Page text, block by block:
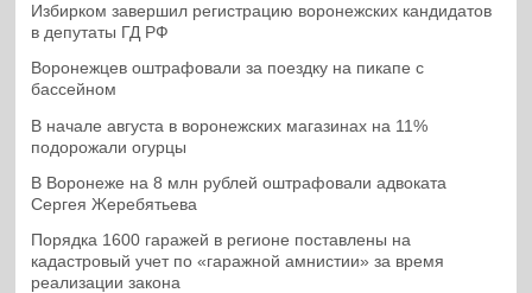
Избирком завершил регистрацию воронежских кандидатов
в депутаты ГД РФ
Воронежцев оштрафовали за поездку на пикапе с
бассейном
В начале августа в воронежских магазинах на 11%
подорожали огурцы
В Воронеже на 8 млн рублей оштрафовали адвоката
Сергея Жеребятьева
Порядка 1600 гаражей в регионе поставлены на
кадастровый учет по «гаражной амнистии» за время
реализации закона